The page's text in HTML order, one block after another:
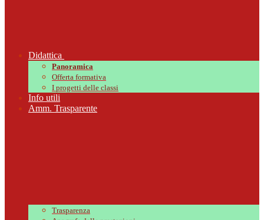
Didattica
Panoramica
Offerta formativa
I progetti delle classi
Info utili
Amm. Trasparente
Trasparenza